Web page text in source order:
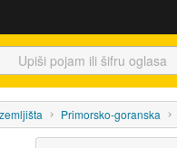
Primorsko-goranska